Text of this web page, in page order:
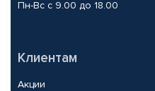
Пн-Вс с 9.00 до 18.00
Клиентам
Акции